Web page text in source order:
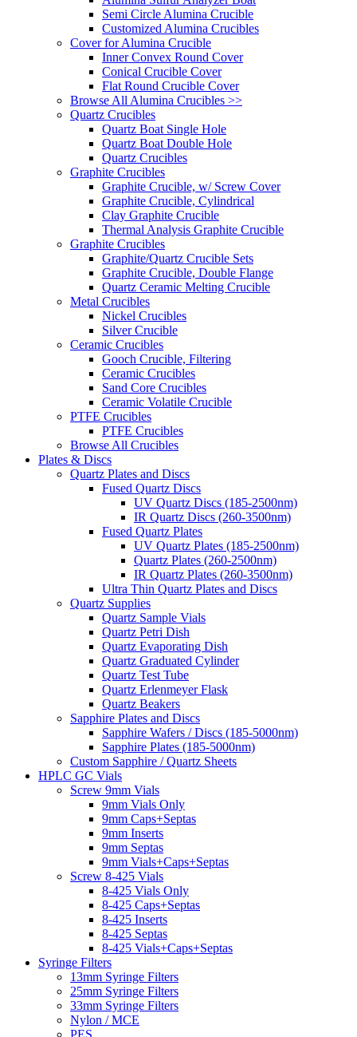
Semi Circle Alumina Crucible
Customized Alumina Crucibles
Cover for Alumina Crucible
Inner Convex Round Cover
Conical Crucible Cover
Flat Round Crucible Cover
Browse All Alumina Crucibles >>
Quartz Crucibles
Quartz Boat Single Hole
Quartz Boat Double Hole
Quartz Crucibles
Graphite Crucibles
Graphite Crucible, w/ Screw Cover
Graphite Crucible, Cylindrical
Clay Graphite Crucible
Thermal Analysis Graphite Crucible
Graphite Crucibles
Graphite/Quartz Crucible Sets
Graphite Crucible, Double Flange
Quartz Ceramic Melting Crucible
Metal Crucibles
Nickel Crucibles
Silver Crucible
Ceramic Crucibles
Gooch Crucible, Filtering
Ceramic Crucibles
Sand Core Crucibles
Ceramic Volatile Crucible
PTFE Crucibles
PTFE Crucibles
Browse All Crucibles
Plates & Discs
Quartz Plates and Discs
Fused Quartz Discs
UV Quartz Discs (185-2500nm)
IR Quartz Discs (260-3500nm)
Fused Quartz Plates
UV Quartz Plates (185-2500nm)
Quartz Plates (260-2500nm)
IR Quartz Plates (260-3500nm)
Ultra Thin Quartz Plates and Discs
Quartz Supplies
Quartz Sample Vials
Quartz Petri Dish
Quartz Evaporating Dish
Quartz Graduated Cylinder
Quartz Test Tube
Quartz Erlenmeyer Flask
Quartz Beakers
Sapphire Plates and Discs
Sapphire Wafers / Discs (185-5000nm)
Sapphire Plates (185-5000nm)
Custom Sapphire / Quartz Sheets
HPLC GC Vials
Screw 9mm Vials
9mm Vials Only
9mm Caps+Septas
9mm Inserts
9mm Septas
9mm Vials+Caps+Septas
Screw 8-425 Vials
8-425 Vials Only
8-425 Caps+Septas
8-425 Inserts
8-425 Septas
8-425 Vials+Caps+Septas
Syringe Filters
13mm Syringe Filters
25mm Syringe Filters
33mm Syringe Filters
Nylon / MCE
PES